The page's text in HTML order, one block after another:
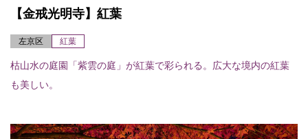
【金戒光明寺】紅葉
左京区 紅葉
枯山水の庭園「紫雲の庭」が紅葉で彩られる。広大な境内の紅葉
も美しい。